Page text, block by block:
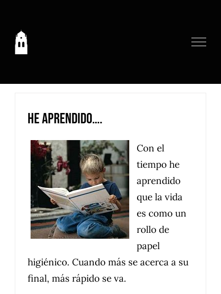
contenido
He aprendido….
Con el
tiempo he
aprendido
que la vida
es como un
rollo de
papel
higiénico. Cuando más se acerca a su
final, más rápido se va.